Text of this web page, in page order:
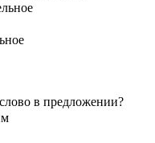
в предложении?